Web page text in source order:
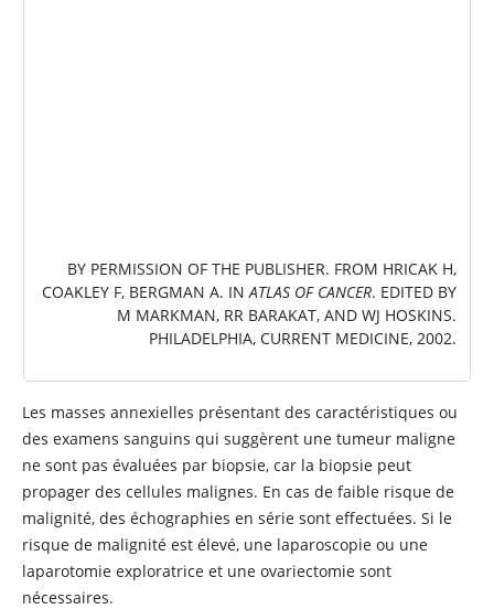
BY PERMISSION OF THE PUBLISHER. FROM HRICAK H,
COAKLEY F, BERGMAN A. INATLAS OF CANCER. EDITED BY
M MARKMAN, RR BARAKAT, AND WJ HOSKINS.
PHILADELPHIA, CURRENT MEDICINE, 2002.
Les masses annexielles présentant des caractéristiques ou
des examens sanguins qui suggèrent une tumeur maligne
ne sont pas évaluées par biopsie, car la biopsie peut
propager des cellules malignes. En cas de faible risque de
malignité, des échographies en série sont effectuées. Si le
risque de malignité est élevé, une laparoscopie ou une
laparotomie exploratrice et une ovariectomie sont
nécessaires.